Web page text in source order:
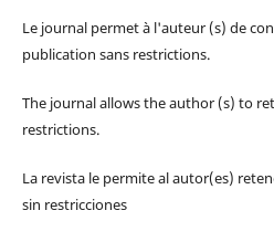
Le journal permet à l'auteur (s) de
publication sans restrictions.
The journal allows the author (s) to
restrictions.
La revista le permite al autor(es)
sin restricciones